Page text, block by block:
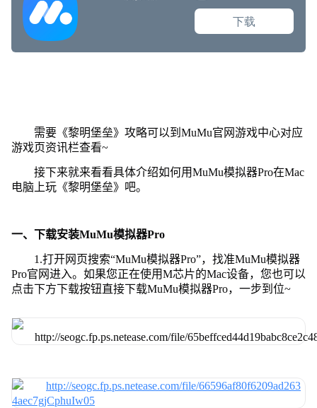
需要《黎明堡垒》攻略可以到MuMu官网游戏中心对应
游戏页资讯栏查看~
接下来就来看看具体介绍如何用MuMu模拟器Pro在Mac
电脑上玩《黎明堡垒》吧。
一、下载安装MuMu模拟器Pro
1.打开网页搜索“MuMu模拟器Pro”，找准MuMu模拟器
Pro官网进入。如果您正在使用M芯片的Mac设备，您也可以
点击下方下载按钮直接下载MuMu模拟器Pro，一步到位~